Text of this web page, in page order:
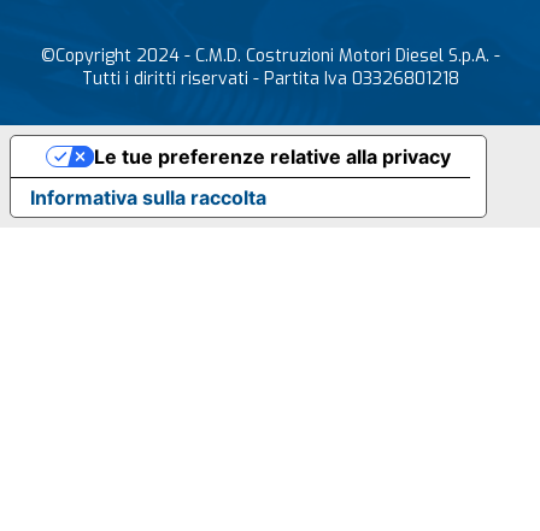
©Copyright 2024 - C.M.D. Costruzioni Motori Diesel S.p.A. -
Tutti i diritti riservati - Partita Iva 03326801218
Informativa sulla raccolta
Le tue preferenze relative alla privacy